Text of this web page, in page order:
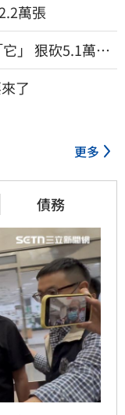
萬張
」 狠砍5.1萬張
了
更多
債務